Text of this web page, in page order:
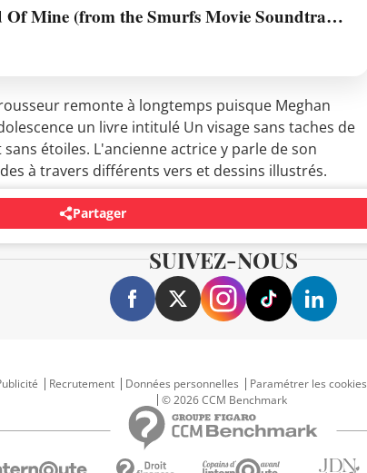
Friend Of Mine (from the Smurfs Movie Soundtrack)
remonte à longtemps puisque Meghan
un livre intitulé Un visage sans taches de
étoiles. L'ancienne actrice y parle de son
à travers différents vers et dessins illustrés.
Partager
SUIVEZ-NOUS
Recrutement Données personnelles Paramétrer les cookies
© 2026 CCM Benchmark